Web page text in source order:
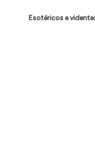
e
Esotéricos e